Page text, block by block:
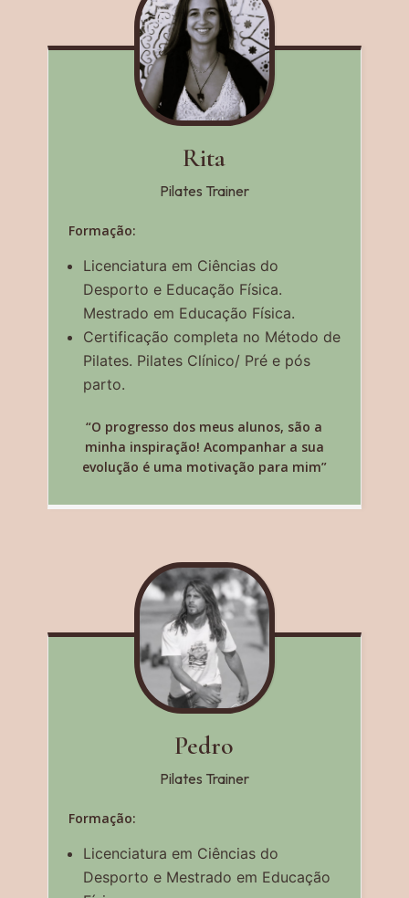
Rita
Pilates Trainer
Formação:
Licenciatura em Ciências do
Desporto e Educação Física.
Mestrado em Educação Física.
Certificação completa no Método de
Pilates. Pilates Clínico/ Pré e pós
parto.
“O progresso dos meus alunos, são a
minha inspiração! Acompanhar a sua
evolução é uma motivação para mim”
Pedro
Pilates Trainer
Formação:
Licenciatura em Ciências do
Desporto e Mestrado em Educação